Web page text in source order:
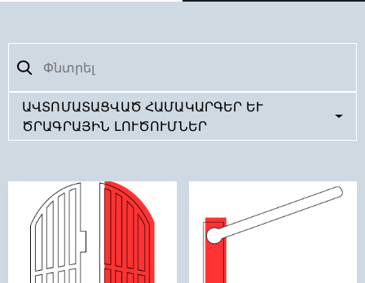
ԱՎՏՈՄԱՏԱՑՎԱԾ ՀԱՄԱԿԱՐԳԵՐ ԵՒ Ծ
ՐԱԳՐԱՅԻՆ ԼՈՒԾՈՒՄՆԵՐ